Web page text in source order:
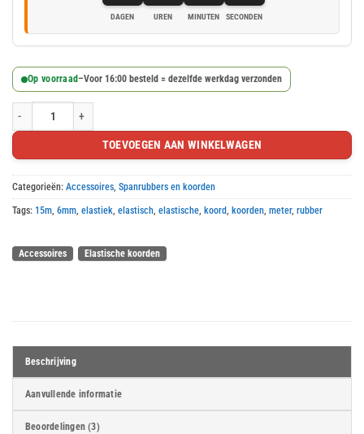
DAGEN UREN MINUTEN SECONDEN
Op voorraad –Voor 16:00 besteld = dezelfde werkdag verzonden
Elastisch koord 15m aantal
TOEVOEGEN AAN WINKELWAGEN
Categorieën: Accessoires, Spanrubbers en koorden
Tags: 15m, 6mm, elastiek, elastisch, elastische, koord, koorden, meter, rubber
Accessoires Elastische koorden
Beschrijving
Aanvullende informatie
Beoordelingen (3)